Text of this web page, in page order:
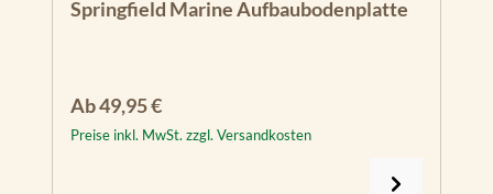
Springfield Marine Aufbaubodenplatte
Regulärer Preis:
Ab49,95 €
Preise inkl. MwSt. zzgl. Versandkosten